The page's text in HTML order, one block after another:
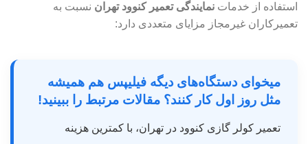
استفاده از خدمات نمایندگی تعمیر کنوود تهران نسبت به
تعمیرکاران غیرمجاز مزایای متعددی دارد:
میخوای دستگاه‌های دیگه فیلیپس هم همیشه
مثل روز اول کار کنند؟ مقالات مرتبط را ببینید!
تعمیر کولر گازی کنوود در تهران، با کمترین هزینه